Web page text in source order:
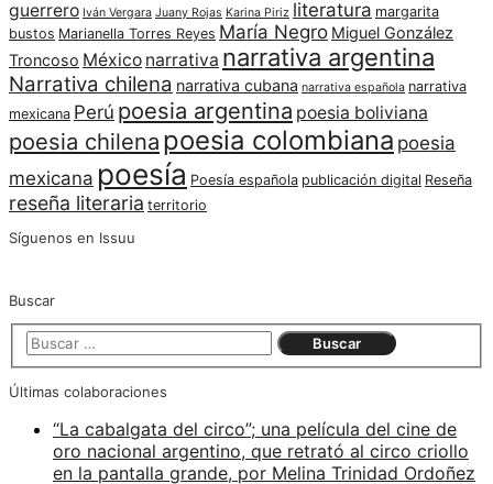
guerrero Iván Vergara Juany Rojas Karina Piriz literatura margarita
bustos Marianella Torres Reyes María Negro Miguel González
Troncoso México narrativa narrativa argentina
Narrativa chilena narrativa cubana narrativa española narrativa
mexicana Perú poesia argentina poesia boliviana
poesia chilena poesia colombiana poesia
mexicana poesía Poesía española publicación digital Reseña
reseña literaria territorio
Síguenos en Issuu
Buscar
Últimas colaboraciones
“La cabalgata del circo”; una película del cine de
oro nacional argentino, que retrató al circo criollo
en la pantalla grande, por Melina Trinidad Ordoñez